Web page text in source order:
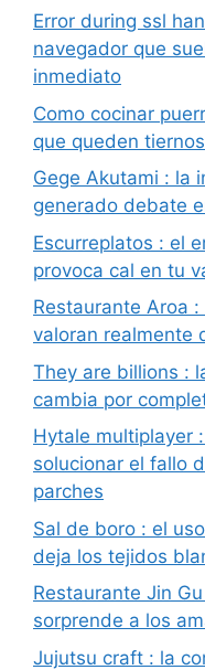
Error during ssl
navegador que
inmediato
Como cocinar
que queden
Gege Akutami : la
generado debate
Escurreplatos : el
provoca cal en tu
Restaurante Aroa
valoran realmente
They are billions :
cambia por
Hytale multiplayer
solucionar el fallo
parches
Sal de boro : el
deja los tejidos
Restaurante Jin
sorprende a los
Jujutsu craft : la